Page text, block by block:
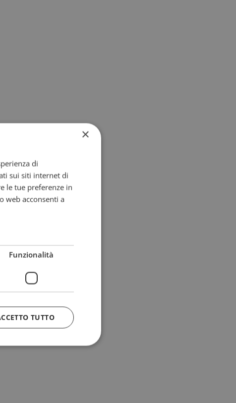
×
di
sui siti internet di
le tue preferenze in
web acconsenti a
Funzionalità
TUTTO